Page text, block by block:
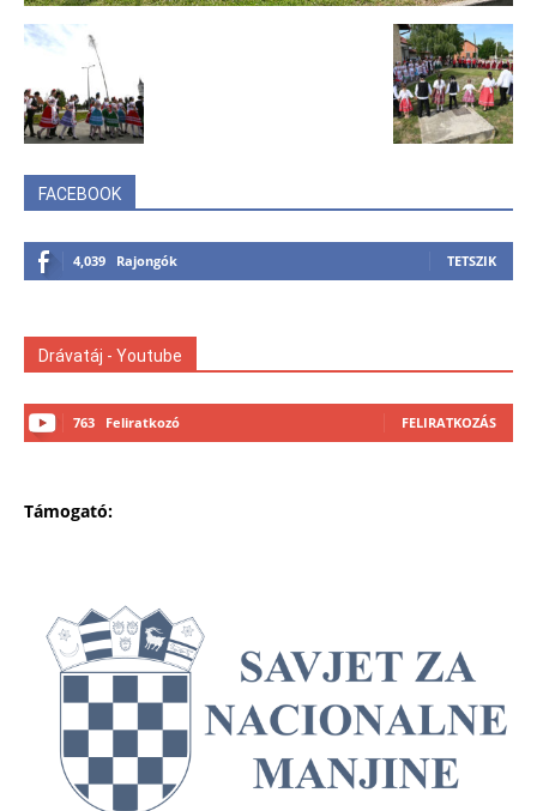
FACEBOOK
4,039 Rajongók TETSZIK
Drávatáj - Youtube
763 Feliratkozó FELIRATKOZÁS
Támogató: